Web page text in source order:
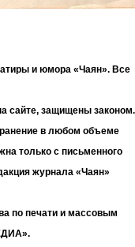
и юмора «Чаян». Все
сайте, защищены законом.
в любом объеме
только с письменного
журнала «Чаян»
по печати и массовым